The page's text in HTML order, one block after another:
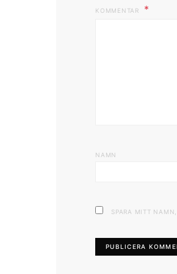
KOMMENTAR
NAMN
SPARA MITT